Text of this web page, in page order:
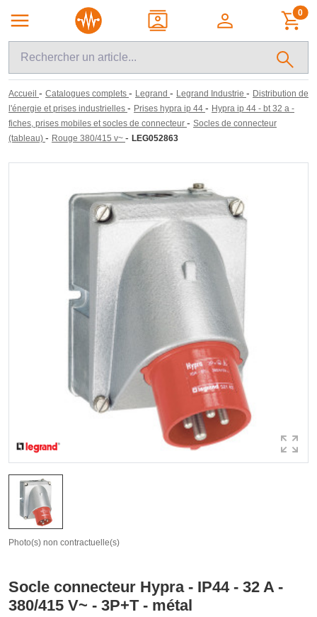
0
Accueil - Catalogues complets - Legrand - Legrand Industrie - Distribution de
l'énergie et prises industrielles - Prises hypra ip 44 - Hypra ip 44 - bt 32 a -
fiches, prises mobiles et socles de connecteur - Socles de connecteur
(tableau) - Rouge 380/415 v~ - LEG052863
Photo(s) non contractuelle(s)
Socle connecteur Hypra - IP44 - 32 A -
380/415 V~ - 3P+T - métal